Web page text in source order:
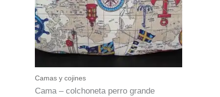
Camas y cojines
Cama – colchoneta perro grande